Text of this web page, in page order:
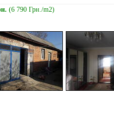
(6 790 Грн./m2)